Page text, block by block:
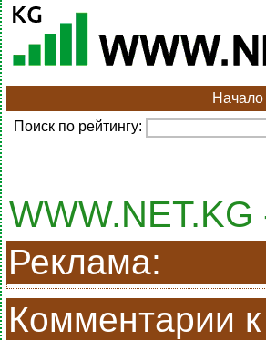
Начало
Поиск по рейтингу:
Реклама:
Комментарии к